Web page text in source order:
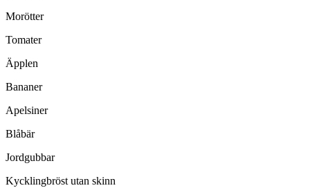
Morötter
Tomater
Äpplen
Bananer
Apelsiner
Blåbär
Jordgubbar
Kycklingbröst utan skinn